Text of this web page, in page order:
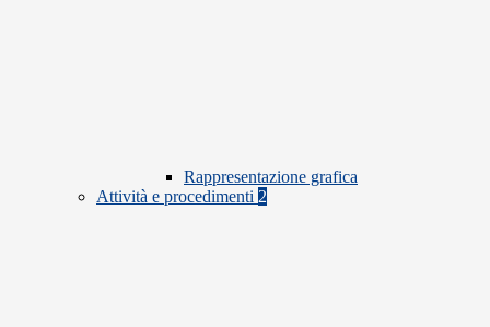
Rappresentazione grafica
Attività e procedimenti 2